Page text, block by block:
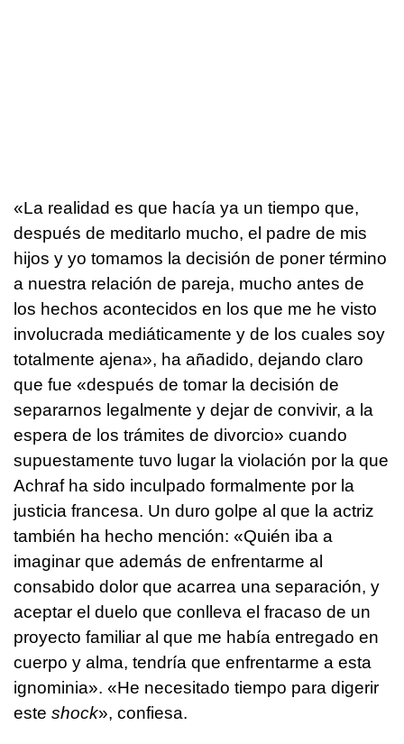
«La realidad es que hacía ya un tiempo que,
después de meditarlo mucho, el padre de mis
hijos y yo tomamos la decisión de poner término
a nuestra relación de pareja, mucho antes de
los hechos acontecidos en los que me he visto
involucrada mediáticamente y de los cuales soy
totalmente ajena», ha añadido, dejando claro
que fue «después de tomar la decisión de
separarnos legalmente y dejar de convivir, a la
espera de los trámites de divorcio» cuando
supuestamente tuvo lugar la violación por la que
Achraf ha sido inculpado formalmente por la
justicia francesa. Un duro golpe al que la actriz
también ha hecho mención: «Quién iba a
imaginar que además de enfrentarme al
consabido dolor que acarrea una separación, y
aceptar el duelo que conlleva el fracaso de un
proyecto familiar al que me había entregado en
cuerpo y alma, tendría que enfrentarme a esta
ignominia». «He necesitado tiempo para digerir
este shock», confiesa.